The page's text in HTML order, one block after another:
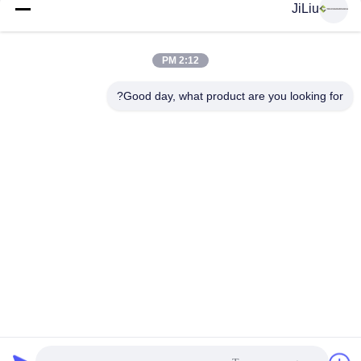
اتصال سريع
JiLiu
2:12 PM
Good day, what product are you looking for?